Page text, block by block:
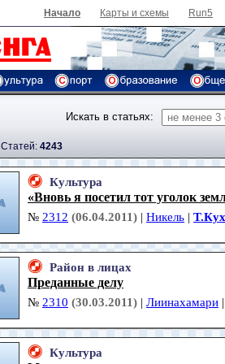
Начало Карты и схемы Run5
Искать в статьях:
Cтатей: 4243
Культура
«Вновь я посетил тот уголок
№ 2312 (06.04.2011) | Никель |
Район в лицах
Преданные делу
№ 2310 (30.03.2011) | Лиинахамари |
Культура